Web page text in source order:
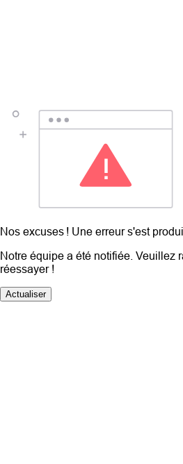
Nos excuses ! Une erreur s'est
Notre équipe a été notifiée. Veuillez
réessayer !
Actualiser